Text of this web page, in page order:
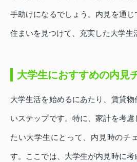
手助けになるでしょう。内見を通
住まいを見つけて、充実した大学生
大学生におすすめの内見
大学生活を始めるにあたり、賃貸
いステップです。特に、家計を考慮
たい大学生にとって、内見時のチ
す。ここでは、大学生が内見時に